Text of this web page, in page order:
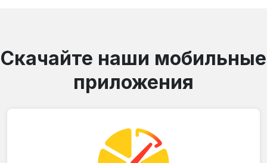
Скачайте наши мобильные
приложения